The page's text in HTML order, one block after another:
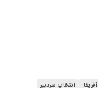
انتخاب سردبیر